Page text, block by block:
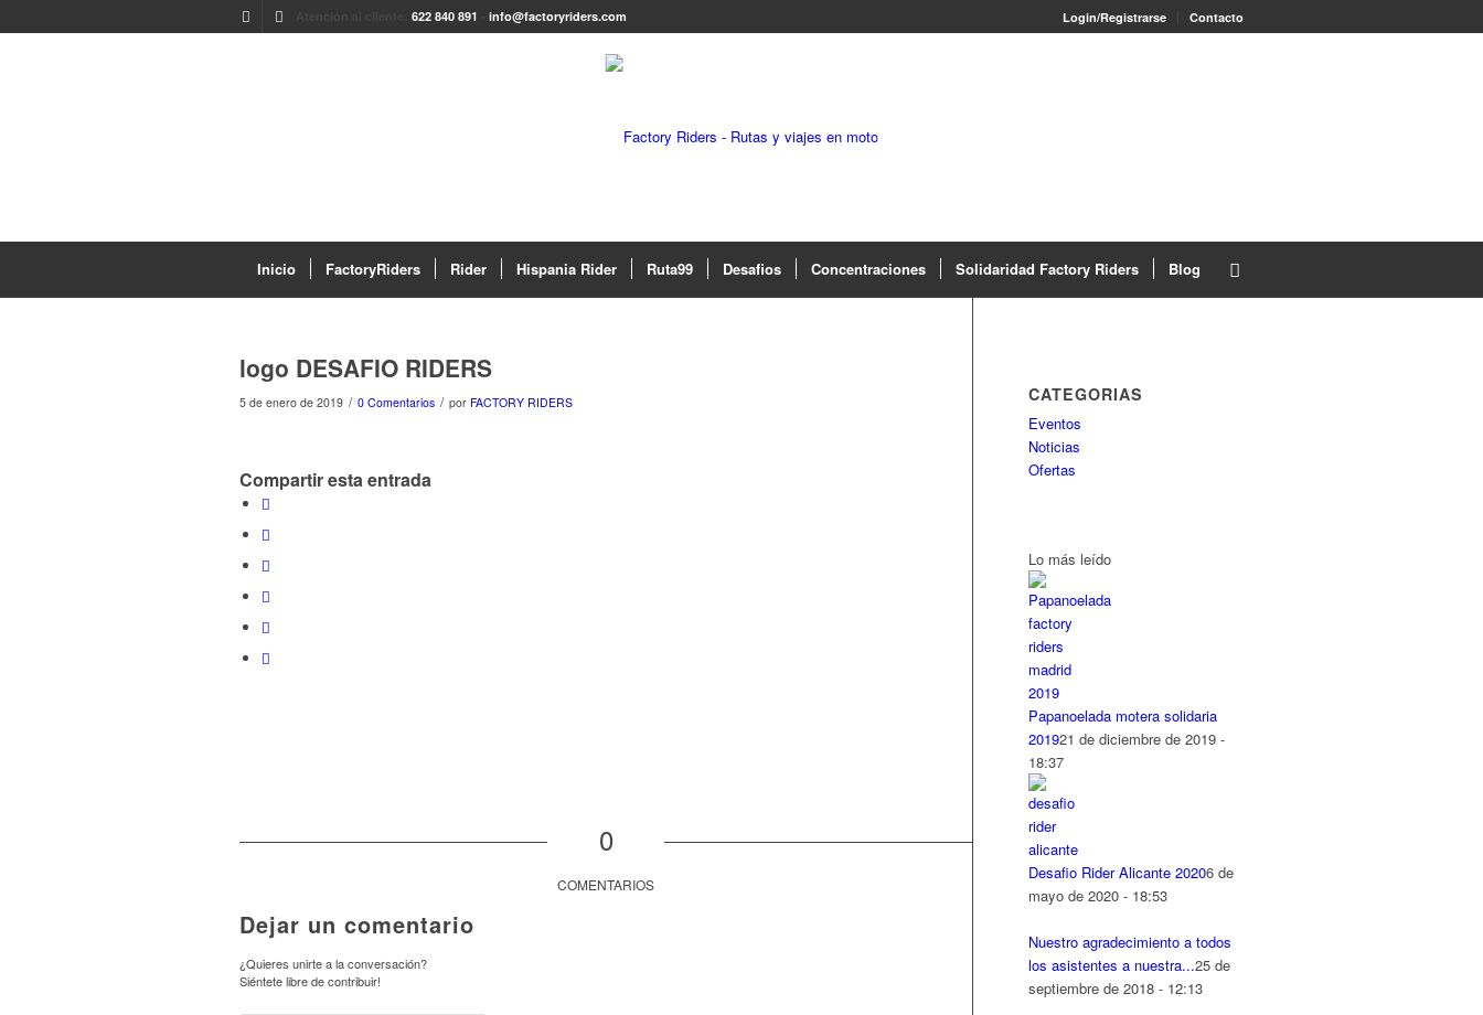
Login/Registrarse Contacto
622 840 891 info@factoryriders.com
Inicio FactoryRiders Rider Hispania Rider Ruta99 Desafios Concentraciones Solidaridad Factory Riders Blog
logo DESAFIO RIDERS
5 de enero de 2019 / 0 Comentarios / por FACTORY RIDERS
Compartir esta entrada
0
COMENTARIOS
Dejar un comentario
¿Quieres unirte a la conversación?
Siéntete libre de contribuir!
CATEGORIAS
Eventos
Noticias
Ofertas
Lo más leído
Papanoelada motera solidaria
201921 de diciembre de 2019 -
18:37
Desafio Rider Alicante 20206 de
mayo de 2020 - 18:53
Nuestro agradecimiento a todos
los asistentes a nuestra...25 de
septiembre de 2018 - 12:13